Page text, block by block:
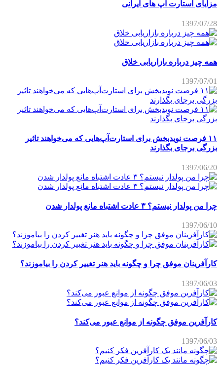
مزایای استارت آپ های ایرانی
1397/07/28
همه چیز درباره بازاریابی خلاق
1397/07/01
۱۱ فرصت نویدبخش برای استارت‌آپ‌هایی که می‌خواهند تاثیر
بزرگی برجای بگذارند
1397/06/20
چرا من پولدار نیستم؟ ۳ عادت اشتباه مانع پولدار شدن
1397/06/10
کارآفرینان موفق چرا و چگونه باید هنر تغییر کردن را بیاموزند؟
1397/06/03
کارآفرین موفق چگونه از موانع عبور می‌کند؟
1397/06/03